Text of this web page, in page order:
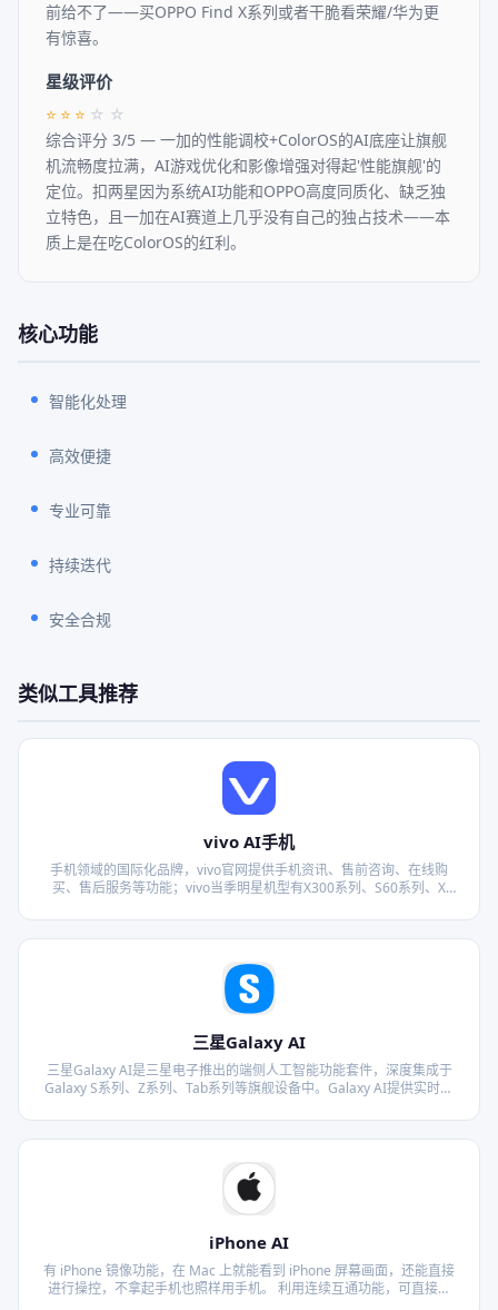
前给不了——买OPPO Find X系列或者干脆看荣耀/华为更
有惊喜。
星级评价
⭐ ⭐ ⭐ ☆ ☆
综合评分 3/5 — 一加的性能调校+ColorOS的AI底座让旗舰
机流畅度拉满，AI游戏优化和影像增强对得起'性能旗舰'的
定位。扣两星因为系统AI功能和OPPO高度同质化、缺乏独
立特色，且一加在AI赛道上几乎没有自己的独占技术——本
质上是在吃ColorOS的红利。
核心功能
智能化处理
高效便捷
专业可靠
持续迭代
安全合规
类似工具推荐
vivo AI手机
手机领域的国际化品牌，vivo官网提供手机资讯、售前咨询、在线购
买、售后服务等功能；vivo当季明星机型有X300系列、S60系列、X
三星Galaxy AI
三星Galaxy AI是三星电子推出的端侧人工智能功能套件，深度集成于
Galaxy S系列、Z系列、Tab系列等旗舰设备中。Galaxy AI提供实时通
能，让用户在日常使用中获得更加智能便捷的体验。三星持续通过AI技
术升级，让每个人都能感受到科技带来的品位生活。
iPhone AI
有 iPhone 镜像功能，在 Mac 上就能看到 iPhone 屏幕画面，还能直接
进行操控，不拿起手机也照样用手机。 利用连续互通功能，可直接用